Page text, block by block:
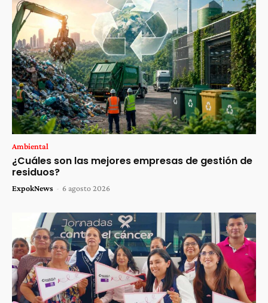
Ambiental
¿Cuáles son las mejores empresas de gestión de
residuos?
ExpokNews - 6 agosto 2026